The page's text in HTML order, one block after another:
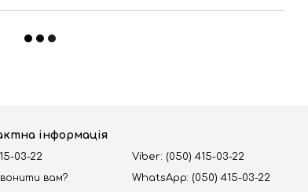
інформація
03-22
вам?
Viber: (050) 415-03-22
WhatsApp: (050) 415-03-22